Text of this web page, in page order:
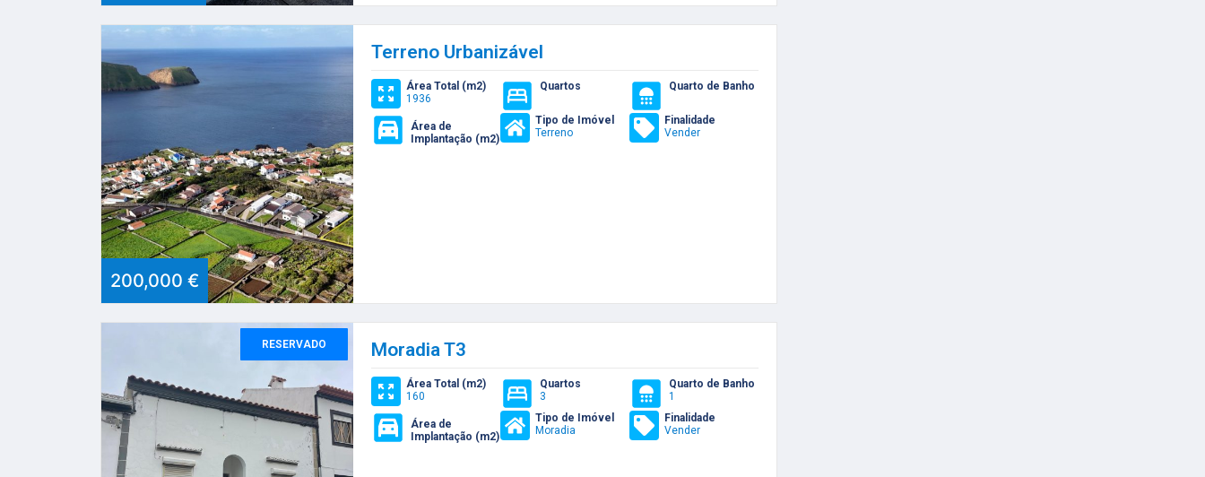
200,000 €
Terreno Urbanizável
Área Total (m2)
1936
Quartos Quarto de Banho
Área de
Implantação (m2)
Tipo de Imóvel
Terreno
Finalidade
Vender
RESERVADO Moradia T3
Área Total (m2)
160
Quartos
3
Quarto de Banho
1
Área de
Implantação (m2)
Tipo de Imóvel
Moradia
Finalidade
Vender